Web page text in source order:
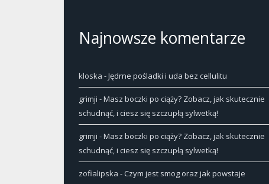
Najnowsze komentarze
kloska -Jędrne pośladki i uda bez cellulitu
grimji -Masz boczki po ciąży? Zobacz, jak skutecznie
schudnąć, i ciesz się szczupłą sylwetką!
grimji -Masz boczki po ciąży? Zobacz, jak skutecznie
schudnąć, i ciesz się szczupłą sylwetką!
zofialipska -Czym jest smog oraz jak powstaje